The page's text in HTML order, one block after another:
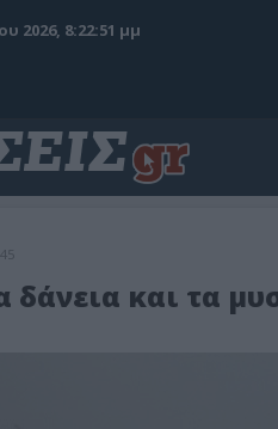
2026, 8:22:53 μμ
δάνεια και τα